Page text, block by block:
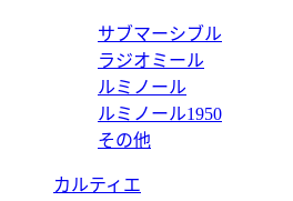
サブマーシブル
ラジオミール
ルミノール
ルミノール1950
その他
カルティエ